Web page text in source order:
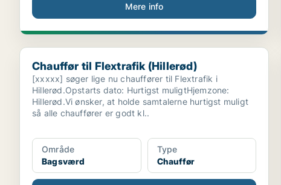
Mere info
Chauffør til Flextrafik (Hillerød)
Chauffør til Flextrafik (Hillerød)
[xxxxx] søger lige nu chauffører til Flextrafik i
Hillerød.Opstarts dato: Hurtigst muligtHjemzone:
Hillerød.Vi ønsker, at holde samtalerne hurtigst muligt
så alle chauffører er godt kl..
Område
Bagsværd
Type
Chauffør